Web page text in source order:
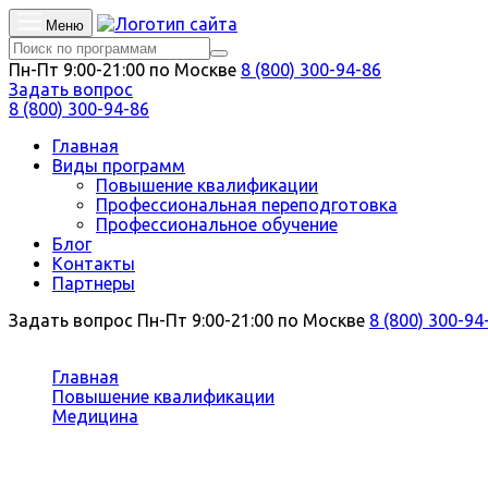
Меню
Пн-Пт 9:00-21:00 по Москве 8 (800) 300-94-86
Задать вопрос
8 (800) 300-94-86
Главная
Виды программ
Повышение квалификации
Профессиональная переподготовка
Профессиональное обучение
Блог
Контакты
Партнеры
Задать вопрос Пн-Пт 9:00-21:00 по Москве 8 (800) 300-
Главная
Повышение квалификации
Медицина